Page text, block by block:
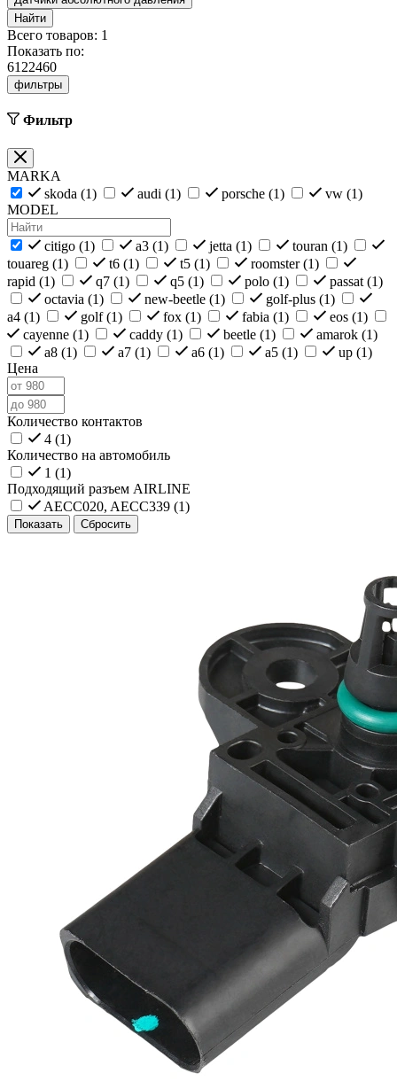
Найти
Всего товаров: 1
Показать по:
6122460
фильтры
Фильтр
MARKA
skoda (1) audi (1) porsche (1) vw (1)
MODEL
citigo (1) a3 (1) jetta (1) touran (1)
touareg (1) t6 (1) t5 (1) roomster (1)
rapid (1) q7 (1) q5 (1) polo (1) passat (1)
octavia (1) new-beetle (1) golf-plus (1)
a4 (1) golf (1) fox (1) fabia (1) eos (1)
cayenne (1) caddy (1) beetle (1) amarok (1)
a8 (1) a7 (1) a6 (1) a5 (1) up (1)
Цена
Количество контактов
4 (1)
Количество на автомобиль
1 (1)
Подходящий разъем AIRLINE
AECC020, AECC339 (1)